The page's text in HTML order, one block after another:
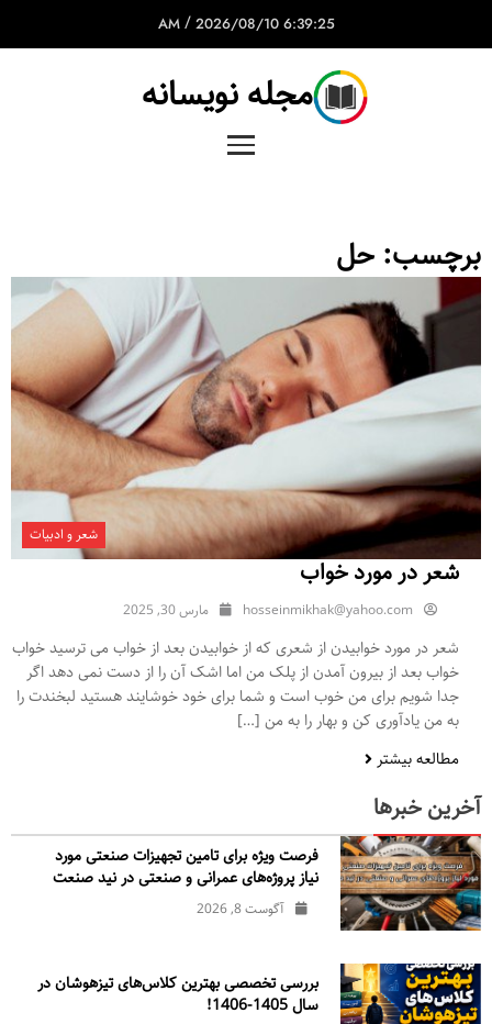
6:39:25 AM
/ 2026/08/10
مجله نویسانه
برچسب: حل
شعر و ادبیات
شعر در مورد خواب
hosseinmikhak@yahoo.com مارس 30, 2025
شعر در مورد خوابیدن از شعری که از خوابیدن بعد از خواب می ترسید خواب
خواب بعد از بیرون آمدن از پلک من اما اشک آن را از دست نمی دهد اگر
جدا شویم برای من خوب است و شما برای خود خوشایند هستید لبخندت را
به من یادآوری کن و بهار را به من […]
مطالعه بیشتر
آخرین خبرها
فرصت ویژه برای تامین تجهیزات صنعتی مورد
نیاز پروژه‌های عمرانی و صنعتی در نید صنعت
آگوست 8, 2026
بررسی تخصصی بهترین کلاس‌های تیزهوشان در
سال 1405-1406!